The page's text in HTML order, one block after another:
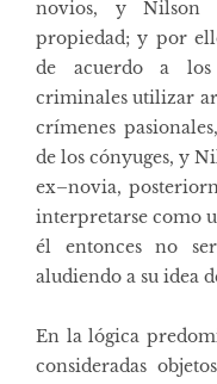
novios, y Nilson
propiedad; y por
de acuerdo a los
criminales utilizar
crímenes
de los cónyuges, y
ex–novia,
interpretarse como
él entonces no
aludiendo a su idea
En la lógica
consideradas